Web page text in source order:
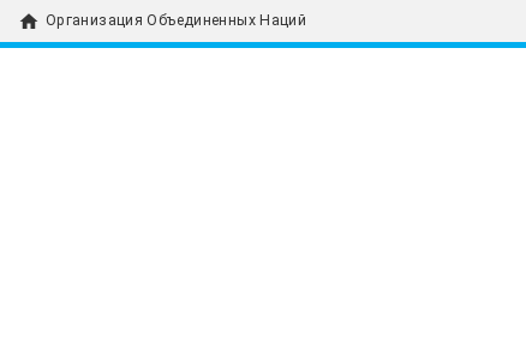
home Организация Объединенных Наций